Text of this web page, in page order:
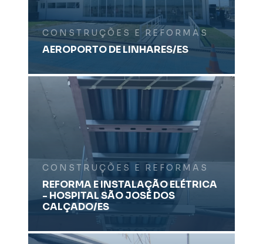
CONSTRUÇÕES E REFORMAS
AEROPORTO DE LINHARES/ES
CONSTRUÇÕES E REFORMAS
REFORMA E INSTALAÇÃO ELÉTRICA
- HOSPITAL SÃO JOSÉ DOS
CALÇADO/ES